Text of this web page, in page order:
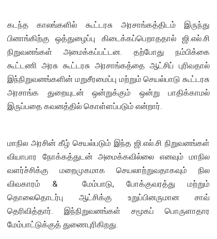
கடந்த காலங்களில் கூட்டரசு அரசாங்கத்திடம் இருந்து
பினாங்கிற்கு ஒத்துழைப்பு கிடைக்கப்பெறாததால் ஜி.எல்.சி
நிறுவனங்கள் அமைக்கப்பட்டன. தற்போது நம்பிக்கை
கூட்டணி அரசு கூட்டரசு அரசாங்கத்தை ஆட்சிப் புரிவதால்
இந்நிறுவனங்களின் மறுசீரமைப்பு மற்றும் செயல்பாடு கூட்டரசு
அரசாங்க துறையுடன் ஒன்றுக்கும் ஒன்று பாதிக்காமல்
இருப்பதை கவனத்தில் கொள்ளப்படும் என்றார்.
மாநில அரசின் கீழ் செயல்படும் இந்த ஜி.எல்.சி நிறுவனங்கள்
வியாபார நோக்கத்துடன் அமைக்கவில்லை எனவும் மாநில
வளர்ச்சிக்கு மறைமுகமாக செயலாற்றுவதாகவும் நில
விவகாரம் & மேம்பாடு, போக்குவரத்து மற்றும்
தொலைதொடர்பு ஆட்சிக்கு உறுப்பினருமான சாவ்
தெரிவித்தார். இந்நிறுவனங்கள் சமூகப் பொருளாதார
மேம்பாட்டுக்குத் துணைபுரிகிறது.